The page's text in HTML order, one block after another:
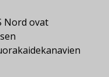
Nord ovat